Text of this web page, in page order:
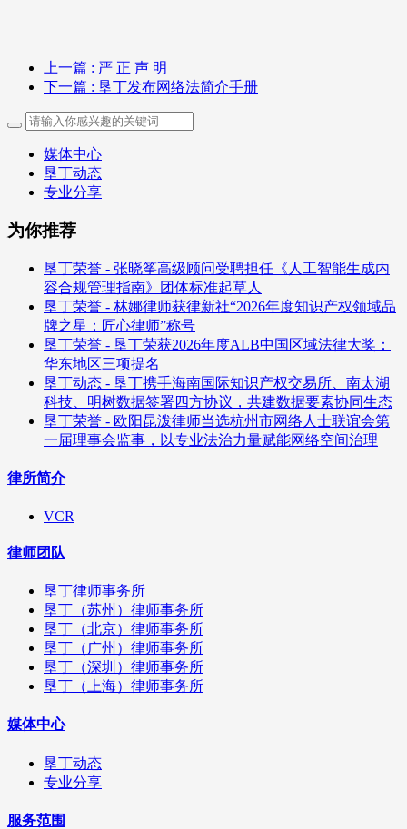
上一篇 : 严 正 声 明
下一篇 : 垦丁发布网络法简介手册
媒体中心
垦丁动态
专业分享
为你推荐
垦丁荣誉 - 张晓筝高级顾问受聘担任《人工智能生成内
容合规管理指南》团体标准起草人
垦丁荣誉 - 林娜律师获律新社“2026年度知识产权领域品
牌之星：匠心律师”称号
垦丁荣誉 - 垦丁荣获2026年度ALB中国区域法律大奖：
华东地区三项提名
垦丁动态 - 垦丁携手海南国际知识产权交易所、南太湖
科技、明树数据签署四方协议，共建数据要素协同生态
垦丁荣誉 - 欧阳昆泼律师当选杭州市网络人士联谊会第
一届理事会监事，以专业法治力量赋能网络空间治理
律所简介
VCR
律师团队
垦丁律师事务所
垦丁（苏州）律师事务所
垦丁（北京）律师事务所
垦丁（广州）律师事务所
垦丁（深圳）律师事务所
垦丁（上海）律师事务所
媒体中心
垦丁动态
专业分享
服务范围